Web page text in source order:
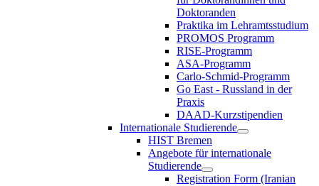
Doktoranden
Praktika im Lehramtsstudium
PROMOS Programm
RISE-Programm
ASA-Programm
Carlo-Schmid-Programm
Go East - Russland in der
Praxis
DAAD-Kurzstipendien
Internationale Studierende
HIST Bremen
Angebote für internationale
Studierende
Registration Form (Iranian